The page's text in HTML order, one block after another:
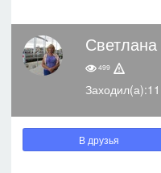
499
В друзья